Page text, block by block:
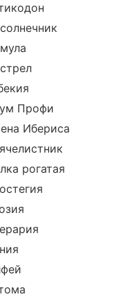
Профи
Ибериса
рогатая